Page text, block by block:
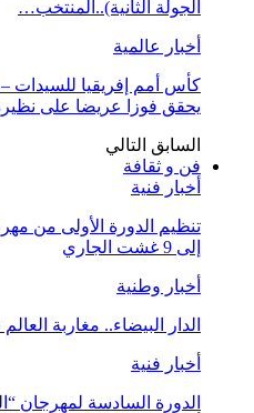
الجولة الثانية)..المنتخب…
أخبار عالمية
يحقق فوزا عريضا على
السابق التالي
فن و ثقافة
أخبار فنية
إلى 9 غشت الجاري
أخبار وطنية
الدار البيضاء.. مغاربة
أخبار فنية
الدورة السادسة لمهرجان